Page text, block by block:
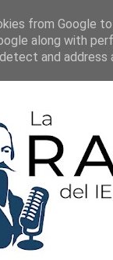
from Google
along with
and address